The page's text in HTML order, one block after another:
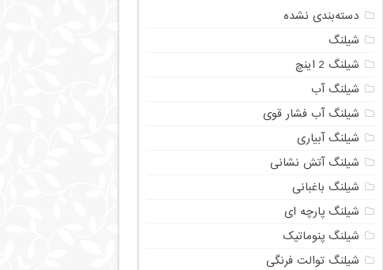
دسته‌بندی نشده
شیلنگ
شیلنگ 2 اینچ
شیلنگ آب
شیلنگ آب فشار قوی
شیلنگ آبیاری
شیلنگ آتش نشانی
شیلنگ باغبانی
شیلنگ پارچه ای
شیلنگ پنوماتیک
شیلنگ توالت فرنگی